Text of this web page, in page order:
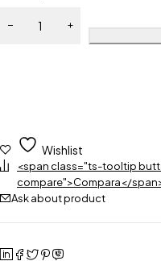
Wishlist
<span class="ts-tooltip
compare">Compara</
Ask about product